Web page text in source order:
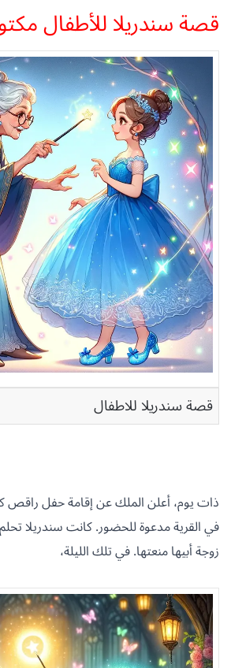
قصة سندريلا للأطفال
قصة سندريلا للاطفال
ذات يوم، أعلن الملك عن إقامة حفل راقص
في القرية مدعوة للحضور. كانت سندريلا
زوجة أبيها منعتها. في تلك الليلة،